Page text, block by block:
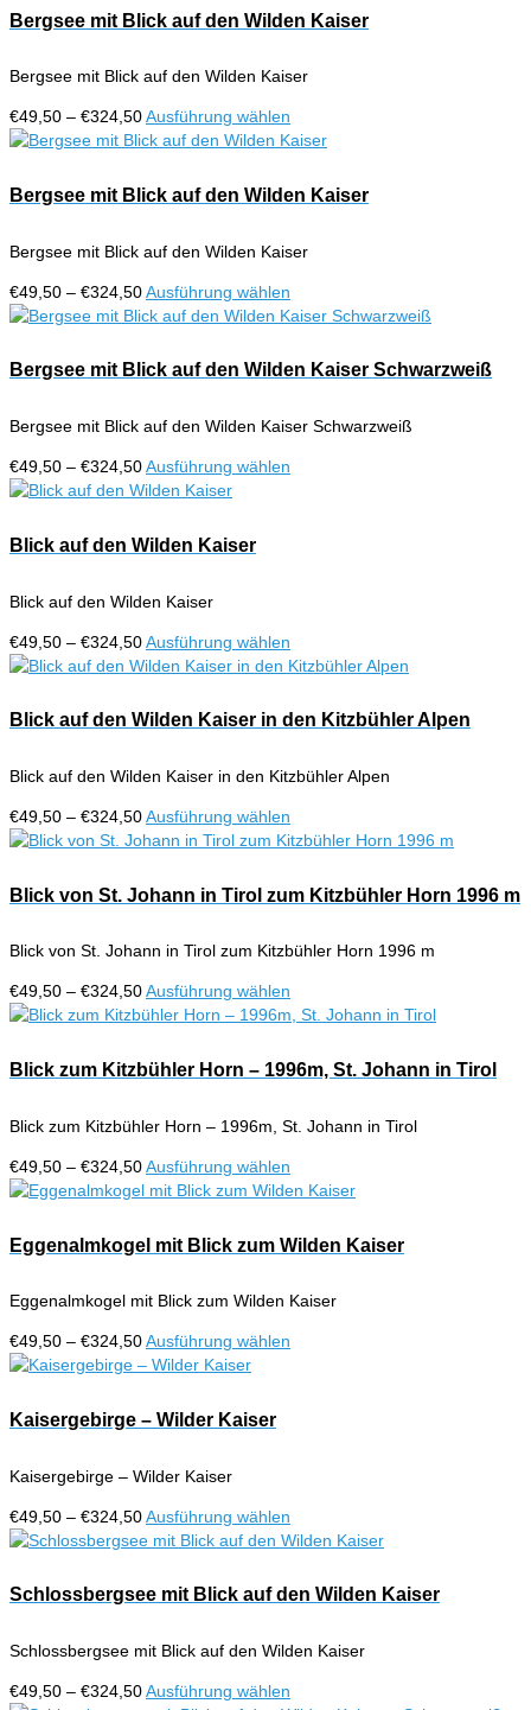
€324,50
mehrere
Varianten
Die
können
auf
Produktseite
werden
Bergsee mit Blick auf den Wilden Kaiser
Bergsee mit Blick auf den Wilden Kaiser
€49,50 – €324,50Preisspanne:
€49,50
€324,50
Ausführung wählen
Produkt
mehrere
Varianten
Die
können
auf
Produktseite
werden
Bergsee mit Blick auf den Wilden Kaiser
Bergsee mit Blick auf den Wilden Kaiser
€49,50 – €324,50Preisspanne:
€49,50
€324,50
Ausführung wählen
Produkt
mehrere
Die
können
Bergsee mit Blick auf den Wilden Kaiser Schwarzweiß
Bergsee mit Blick auf den Wilden Kaiser Schwarzweiß
€49,50 – €324,50Preisspanne:
€49,50
€324,50
Ausführung wählen
können
auf
Produktseite
werden
Blick auf den Wilden Kaiser
Blick auf den Wilden Kaiser
€49,50 – €324,50Preisspanne:
€49,50
€324,50
Ausführung wählen
Produkt
mehrere
Varianten
Die
können
auf
Produktseite
werden
Blick auf den Wilden Kaiser in den Kitzbühler Alpen
Blick auf den Wilden Kaiser in den Kitzbühler Alpen
€49,50 – €324,50Preisspanne:
€49,50
€324,50
Ausführung wählen
Produkt
mehrere
Varianten
Die
können
auf
Produktseite
werden
Blick von St. Johann in Tirol zum Kitzbühler Horn 1996 m
Blick von St. Johann in Tirol zum Kitzbühler Horn 1996 m
€49,50 – €324,50Preisspanne:
€49,50
€324,50
Ausführung wählen
Produkt
mehrere
Varianten
Die
können
auf
Produktseite
werden
Blick zum Kitzbühler Horn – 1996m, St. Johann in Tirol
Blick zum Kitzbühler Horn – 1996m, St. Johann in Tirol
€49,50 – €324,50Preisspanne:
€49,50
€324,50
Ausführung wählen
Produkt
mehrere
Varianten
Die
können
Eggenalmkogel mit Blick zum Wilden Kaiser
Eggenalmkogel mit Blick zum Wilden Kaiser
€49,50 – €324,50Preisspanne:
€49,50
€324,50
Ausführung wählen
können
auf
Produktseite
werden
Kaisergebirge – Wilder Kaiser
Kaisergebirge – Wilder Kaiser
€49,50 – €324,50Preisspanne:
€49,50
€324,50
Ausführung wählen
Produkt
mehrere
Die
können
Schlossbergsee mit Blick auf den Wilden Kaiser
Schlossbergsee mit Blick auf den Wilden Kaiser
€49,50 – €324,50Preisspanne:
Ausführung wählen